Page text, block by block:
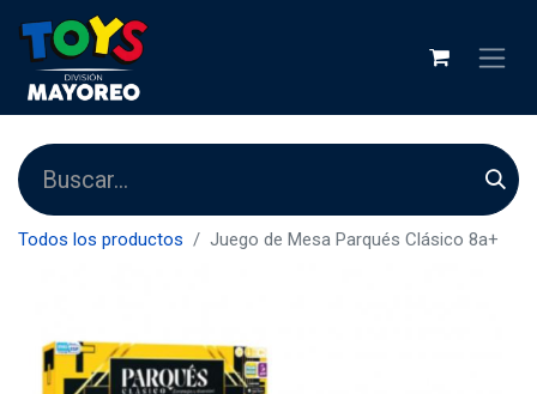
Todos los productos Juego de Mesa Parqués Clásico 8a+